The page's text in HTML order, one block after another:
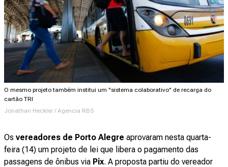
O mesmo projeto também institui um "sistema colaborativo" de recarga do
cartão TRI
Jonathan Heckler / Agencia RBS
Os vereadores de Porto Alegre aprovaram nesta quarta-
feira (14) um projeto de lei que libera o pagamento das
passagens de ônibus via Pix. A proposta partiu do vereador